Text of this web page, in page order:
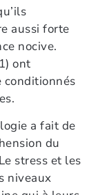
aussi forte
nocive.
ont
conditionnés
a fait de
du
stress et les
niveaux